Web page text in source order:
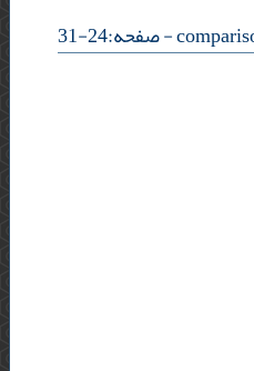
- صفحه:24-31